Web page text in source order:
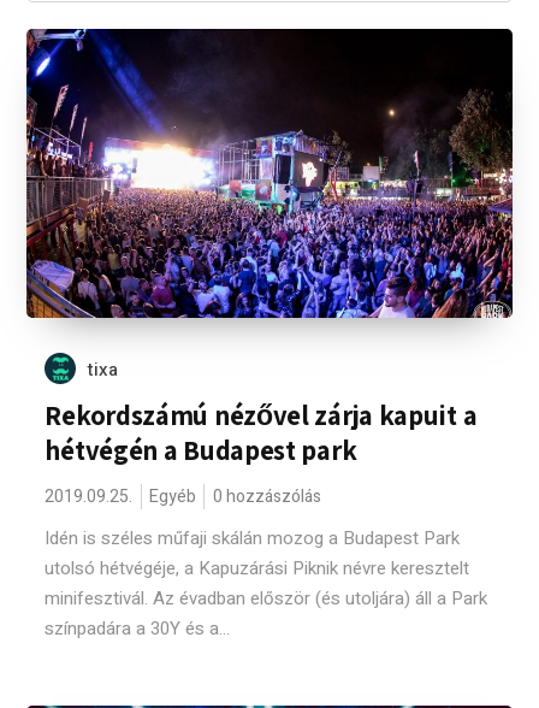
tixa
Rekordszámú nézővel zárja kapuit a
hétvégén a Budapest park
2019.09.25. Egyéb 0 hozzászólás
Idén is széles műfaji skálán mozog a Budapest Park
utolsó hétvégéje, a Kapuzárási Piknik névre keresztelt
minifesztivál. Az évadban először (és utoljára) áll a Park
színpadára a 30Y és a...